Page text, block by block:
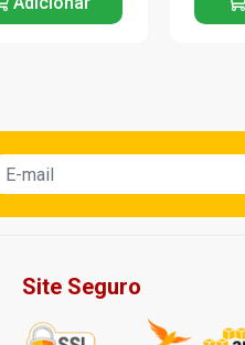
Site Seguro